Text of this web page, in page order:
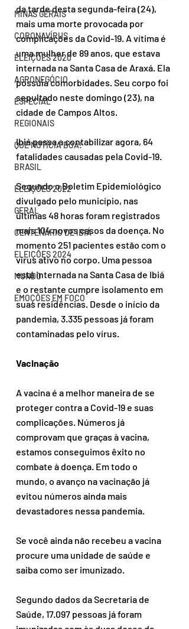
MINAS GERAIS
CORONAVÍRUS
ELEIÇÕES 2020
AGRONEGÓCIO
ESPECIAL
REGIONAIS
QUE NOTÍCIA BOA!
BRASIL
ELEIÇÕES 2022
GERAL
CENTENÁRIO DE IBIÁ
ELEIÇÕES 2024
MUNDO
EMOÇÕES EM FOCO
da tarde desta segunda-feira (24),
mais uma morte provocada por
complicações da Covid-19. A vítima é
uma mulher de 89 anos, que estava
internada na Santa Casa de Araxá. Ela
possuía comorbidades. Seu corpo foi
sepultado neste domingo (23), na
cidade de Campos Altos.
Ibiá passa a contabilizar agora, 64
fatalidades causadas pela Covid-19.
Segundo o Boletim Epidemiológico
divulgado pelo município, nas
últimas 48 horas foram registrados
mais 104 novos casos da doença. No
momento 251 pacientes estão com o
vírus ativo no corpo. Uma pessoa
está internada na Santa Casa de Ibiá
e o restante cumpre isolamento em
suas residências. Desde o início da
pandemia, 3.335 pessoas já foram
contaminadas pelo vírus.
Vacinação
A vacina é a melhor maneira de se
proteger contra a Covid-19 e suas
complicações. Números já
comprovam que graças à vacina,
estamos conseguimos êxito no
combate à doença. Em todo o
mundo, o avanço na vacinação já
evitou números ainda mais
devastadores nessa pandemia.
Se você ainda não recebeu a vacina
procure uma unidade de saúde e
saiba como ser imunizado.
Segundo dados da Secretaria de
Saúde, 17.097 pessoas já foram